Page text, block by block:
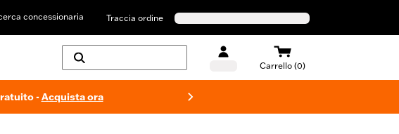
concessionaria Traccia ordine
Carrello (0)
-Acquista ora